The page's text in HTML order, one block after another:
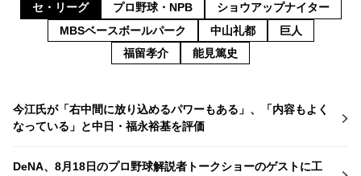
セ・リーグ プロ野球・NPB
ショウアップナイター
MBSベースボールパーク
中山礼都
巨人
福留孝介
能見篤史
今江氏が「右中間に放り込めるパワーもある」、「内容もよく
なっている」と中日・福永裕基を評価
DeNA、8月18日のプロ野球解説者トークショーのゲストに工